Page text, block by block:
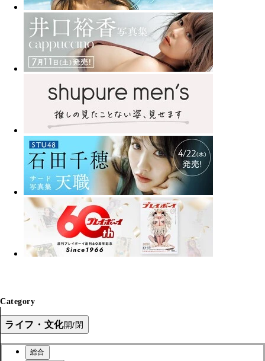
Category
ライフ・文化開/閉
総合